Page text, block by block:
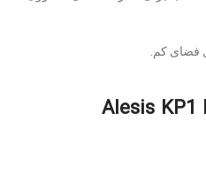
فضای کم.